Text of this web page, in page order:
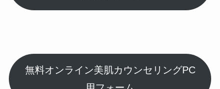
無料オンライン美肌カウンセリングPC